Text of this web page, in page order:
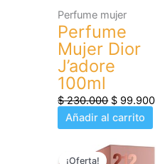
Perfume mujer
Perfume
Mujer Dior
J’adore
100ml
$230.000 $ 99.900
Añadir al carrito
¡Oferta!
El
El